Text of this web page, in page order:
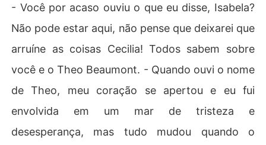
- Você por acaso ouviu o que eu disse, Isabela?
Não pode estar aqui, não pense que deixarei que
arruíne as coisas Cecilia! Todos sabem sobre
você e o Theo Beaumont. - Quando ouvi o nome
de Theo, meu coração se apertou e eu fui
envolvida em um mar de tristeza e
desesperança, mas tudo mudou quando o